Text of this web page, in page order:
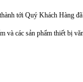
tới Quý Khách Hàng
và các sản phẩm thiết bị